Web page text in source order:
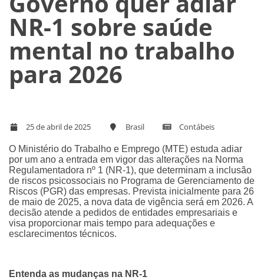
NR-1 sobre saúde
mental no trabalho
para 2026
25 de abril de 2025 Brasil Contábeis
O Ministério do Trabalho e Emprego (MTE) estuda adiar
por um ano a entrada em vigor das alterações na Norma
Regulamentadora nº 1 (NR-1), que determinam a inclusão
de riscos psicossociais no Programa de Gerenciamento de
Riscos (PGR) das empresas. Prevista inicialmente para 26
de maio de 2025, a nova data de vigência será em 2026. A
decisão atende a pedidos de entidades empresariais e
visa proporcionar mais tempo para adequações e
esclarecimentos técnicos.
Entenda as mudanças na NR-1